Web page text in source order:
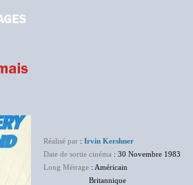
Réalisé par : Irvin Kershner
Date de sortie cinéma : 30 Novembre 1983
Long Métrage : Américain
Britannique